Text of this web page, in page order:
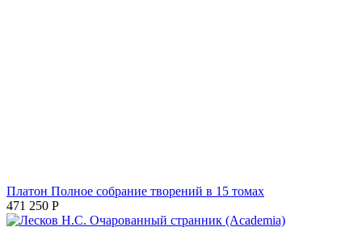
Платон Полное собрание творений в 15 томах
471 250 Р